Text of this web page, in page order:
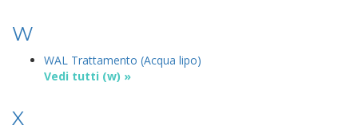
W
WAL Trattamento (Acqua lipo)
Vedi tutti (w) »
X